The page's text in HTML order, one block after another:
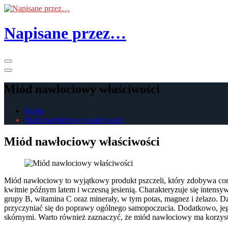
Skip
the
content
Napisane przez…
Miód nawłociowy właściwości
Home
Miód nawłociowy właściwości
Miód nawłociowy właściwości
Miód nawłociowy to wyjątkowy produkt pszczeli, który zdobywa
kwitnie późnym latem i wczesną jesienią. Charakteryzuje się
grupy B, witamina C oraz minerały, w tym potas, magnez i żelazo.
przyczyniać się do poprawy ogólnego samopoczucia. Dodatkowo,
skórnymi. Warto również zaznaczyć, że miód nawłociowy ma